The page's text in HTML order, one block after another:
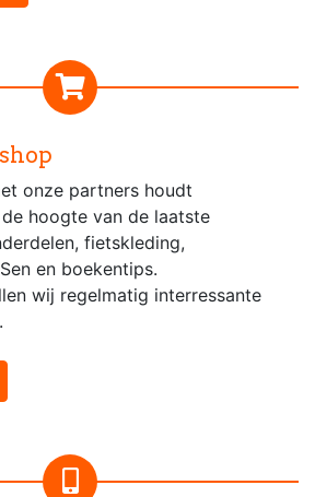
onze partners houdt
hoogte van de laatste
fietskleding,
en boekentips.
wij regelmatig interressante